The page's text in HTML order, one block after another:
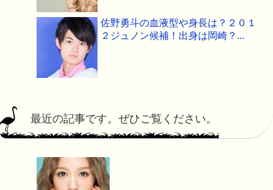
佐野勇斗の血液型や身長は？２０１
２ジュノン候補！出身は岡崎？...
最近の記事です。ぜひご覧ください。